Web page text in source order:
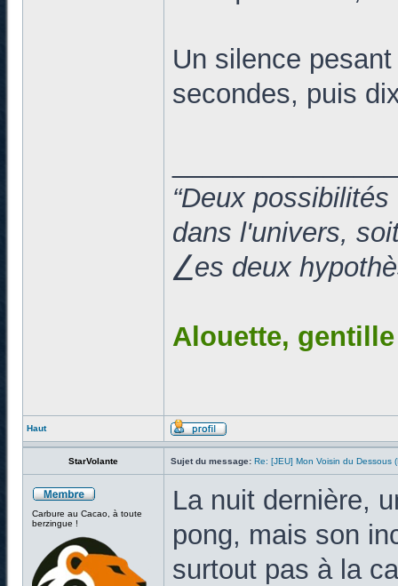
Un silence pesant
secondes, puis
“Deux
dans l'univers,
⎳es deux
Alouette,
Haut
StarVolante Sujet du message: Re: [JEU] Mon Voisin du Dessous
Carbure au Cacao, à toute
berzingue !
La nuit dernière,
pong, mais son
surtout pas à la